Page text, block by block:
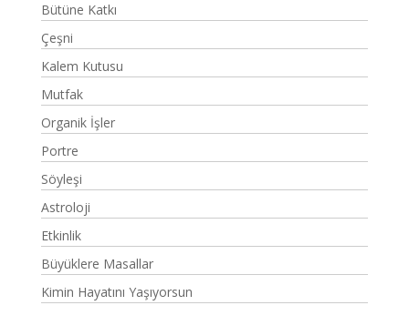
Bütüne Katkı
Çeşni
Kalem Kutusu
Mutfak
Organik İşler
Portre
Söyleşi
Astroloji
Etkinlik
Büyüklere Masallar
Kimin Hayatını Yaşıyorsun